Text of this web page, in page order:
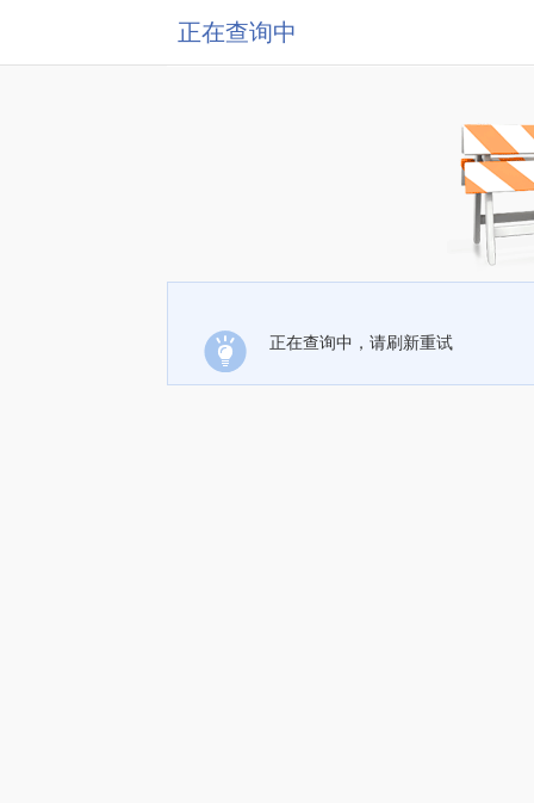
正在查询中
正在查询中，请刷新重试